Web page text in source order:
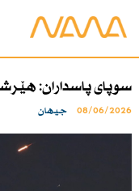
سوپای پاسداران:
08/06/2026 جیهان